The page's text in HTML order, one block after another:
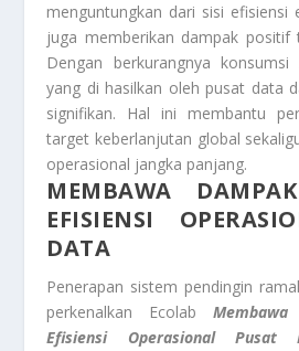
menguntungkan dari sisi efisiensi
juga memberikan dampak positif
Dengan berkurangnya
yang di hasilkan oleh pusat data
signifikan. Hal ini membantu
target keberlanjutan global
operasional jangka panjang.
MEMBAWA
EFISIENSI
DATA
Penerapan sistem pendingin
perkenalkan Ecolab
Efisiensi Operasional Pusat